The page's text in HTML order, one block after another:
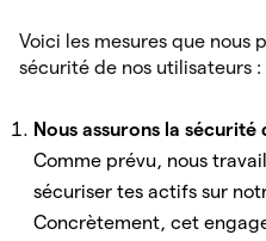
Voici les mesures que nous
sécurité de nos utilisateurs :
Nous assurons la sécurité
Comme prévu, nous
sécuriser tes actifs sur
Concrètement, cet